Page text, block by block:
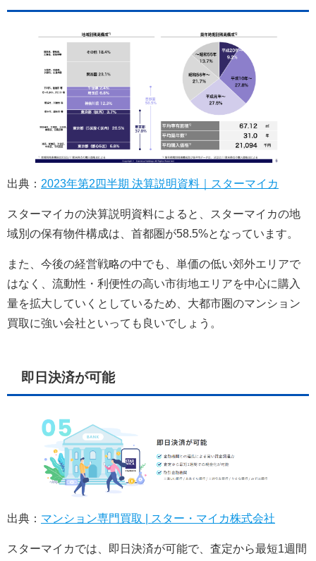
関西支社 0120-711-018
出典： 2023年第2四半期 決算説明資料｜スターマイカ
スターマイカの決算説明資料によると、スターマイカの地
域別の保有物件構成は、首都圏が58.5%となっています。
また、今後の経営戦略の中でも、単価の低い郊外エリアで
はなく、流動性・利便性の高い市街地エリアを中心に購入
量を拡大していくとしているため、大都市圏のマンション
買取に強い会社といっても良いでしょう。
即日決済が可能
出典： マンション専門買取 | スター・マイカ株式会社
スターマイカでは、即日決済が可能で、査定から最短1週間